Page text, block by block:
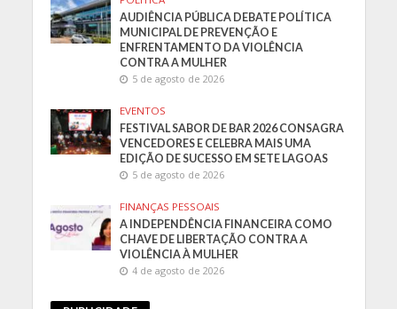
AUDIÊNCIA PÚBLICA DEBATE POLÍTICA
MUNICIPAL DE PREVENÇÃO E
ENFRENTAMENTO DA VIOLÊNCIA
CONTRA A MULHER
5 de agosto de 2026
EVENTOS
FESTIVAL SABOR DE BAR 2026 CONSAGRA
VENCEDORES E CELEBRA MAIS UMA
EDIÇÃO DE SUCESSO EM SETE LAGOAS
5 de agosto de 2026
FINANÇAS PESSOAIS
A INDEPENDÊNCIA FINANCEIRA COMO
CHAVE DE LIBERTAÇÃO CONTRA A
VIOLÊNCIA À MULHER
4 de agosto de 2026